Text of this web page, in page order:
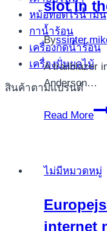
หม้อทอดไร้น้ำมัน
กาน้ำร้อน
เครื่องกดน้ำร้อน
เครื่องปั่นผลไม้
สินค้าตามแบรนด์
slot in
By
A trailblazer
Anderson…
Read More
can
in
the
ไม่มีหมวดหมู่
internet